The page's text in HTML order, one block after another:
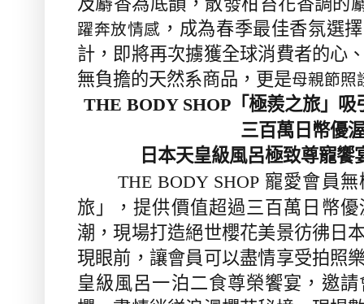
躍奔放情感 ，成為春季最佳香氛選
計，即將再次擄獲全球消費者的心
無負擔的天然系商品，更是母親節照
THE BODY SHOP 「極羨之旅」吸
三百萬日幣優
日本天皇級風呂極致尊寵饗
THE BODY SHOP 寵愛會員
旅」，提供價值超過三百萬日幣
潮，現場打造絕世櫻花美景彷彿日
現眼前，讓會員可以盡情享受拍照
皇級風呂一泊二食尊榮饗宴，邀